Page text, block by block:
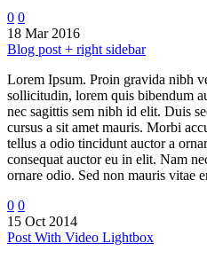
0 0
18 Mar 2016
Blog post + right sidebar
Lorem Ipsum. Proin gravida nibh
sollicitudin, lorem quis bibendum
nec sagittis sem nibh id elit. Duis
cursus a sit amet mauris. Morbi
tellus a odio tincidunt auctor a
consequat auctor eu in elit. Nam
ornare odio. Sed non mauris vitae
0 0
15 Oct 2014
Post With Video Lightbox